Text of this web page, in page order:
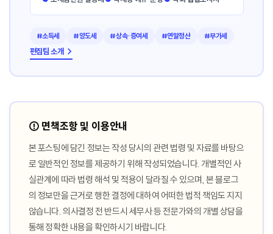
#소득세 #양도세 #상속·증여세 #연말정산 #부가세
편집팀 소개 →
⚠️ 면책조항 및 이용안내
본 포스팅에 담긴 정보는 작성 당시의 관련 법령 및 자료를 바탕으
로 일반적인 정보를 제공하기 위해 작성되었습니다. 개별적인 사
실관계에 따라 법령 해석 및 적용이 달라질 수 있으며, 본 블로그
의 정보만을 근거로 행한 결정에 대하여 어떠한 법적 책임도 지지
않습니다. 의사결정 전 반드시 세무사 등 전문가와의 개별 상담을
통해 정확한 내용을 확인하시기 바랍니다.